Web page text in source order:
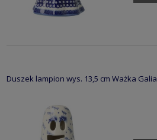
Duszek lampion wys. 13,5 cm Ważka Galia